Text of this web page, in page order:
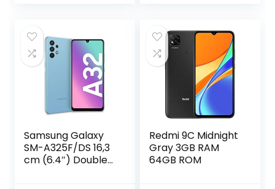
MP, Charge Rapide
33W, Batterie 5000
mAh, Noir [version
RAM-SD-128 GO
Smartphone,
Caméras 8MP,
Double SIM 4G+5G
WiFi/Face ID/Bleu
Samsung Galaxy
SM-A325F/DS 16,3
cm (6.4″) Double
Redmi 9C Midnight
Gray 3GB RAM
64GB ROM